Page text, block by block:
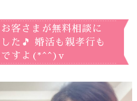
客さまが無料相談に
た🎵 婚活も親孝行も
ですよ(*^^)v